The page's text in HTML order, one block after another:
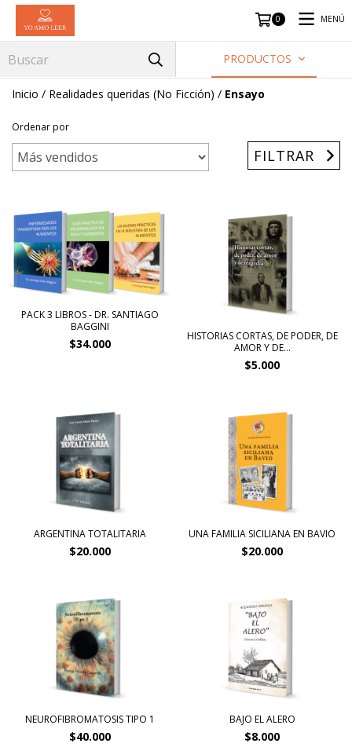
0 MENÚ
PRODUCTOS
Inicio / Realidades queridas (No Ficción) / Ensayo
Ordenar por
FILTRAR
PACK 3 LIBROS - DR. SANTIAGO
BAGGINI
$34.000
HISTORIAS CORTAS, DE PODER, DE
AMOR Y DE...
$5.000
ARGENTINA TOTALITARIA
$20.000
UNA FAMILIA SICILIANA EN BAVIO
$20.000
NEUROFIBROMATOSIS TIPO 1
$40.000
BAJO EL ALERO
$8.000